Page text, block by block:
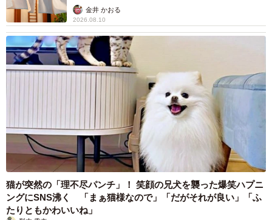
金井 かおる
2026.08.10
猫が突然の「理不尽パンチ」！ 笑顔の兄犬を襲った爆笑ハプニ
ングにSNS沸く 「まぁ猫様なので」「だがそれが良い」「ふ
たりともかわいいね」